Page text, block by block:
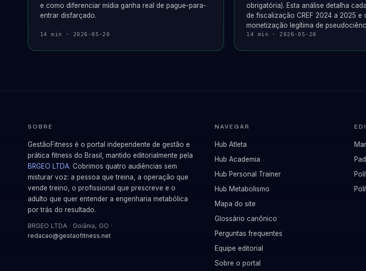
e como diferenciar mídia ganha real de pague-para-
entrar disfarçado.
14 min · 2026-05-20
obrigatória). Esta análise detalha
de fiscalização CREF 2024 a 2025 e
monetização legítima de
14 min · 2026-05-20
SOBRE
GestãoFitness é o portal independente de gestão e
prática fitness do Brasil, mantido editorialmente pela
BRGEO LTDA. Cobrimos quatro audiências sem
misturar voz: a pessoa que treina, a operação que
vende treino, o profissional que prescreve e o
adulto que quer entender a engenharia metabólica
por trás do resultado.
BRGEO LTDA · Goiânia, GO ·
redacao@gestaofitness.net
NAVEGAR
Hub Atleta
Hub Academia
Hub Personal Trainer
Hub Metabolismo
Mapa do site
Glossário canônico
Perguntas frequentes
Equipe editorial
Sobre o portal